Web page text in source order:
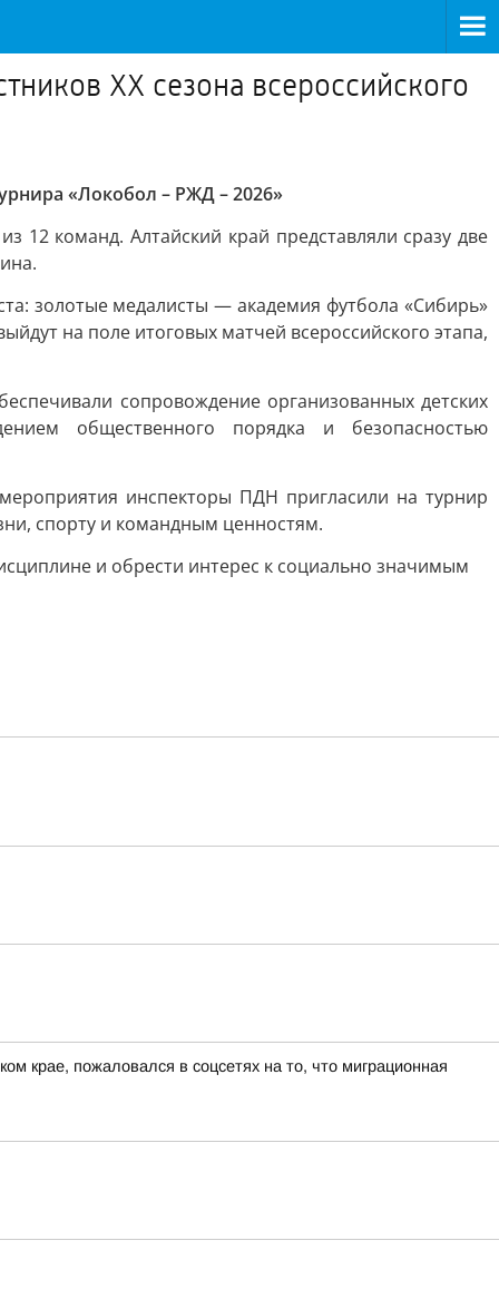
XX сезона всероссийского
«Локобол – РЖД – 2026»
команд. Алтайский край представляли сразу две
золотые медалисты — академия футбола «Сибирь»
на поле итоговых матчей всероссийского этапа,
сопровождение организованных детских
общественного порядка и безопасностью
инспекторы ПДН пригласили на турнир
спорту и командным ценностям.
и обрести интерес к социально значимым
крае, пожаловался в соцсетях на то, что миграционная